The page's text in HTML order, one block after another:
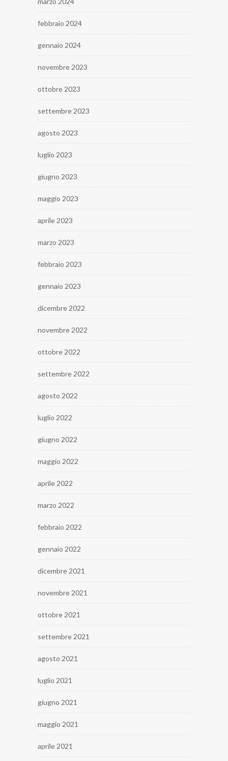
febbraio 2024
gennaio 2024
novembre 2023
ottobre 2023
settembre 2023
agosto 2023
luglio 2023
giugno 2023
maggio 2023
aprile 2023
marzo 2023
febbraio 2023
gennaio 2023
dicembre 2022
novembre 2022
ottobre 2022
settembre 2022
agosto 2022
luglio 2022
giugno 2022
maggio 2022
aprile 2022
marzo 2022
febbraio 2022
gennaio 2022
dicembre 2021
novembre 2021
ottobre 2021
settembre 2021
agosto 2021
luglio 2021
giugno 2021
maggio 2021
aprile 2021